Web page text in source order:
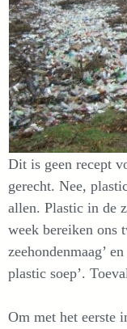
Dit is geen recept
gerecht. Nee,
allen. Plastic in de
week bereiken ons
zeehondenmaag’
plastic soep’.
Om met het eerste